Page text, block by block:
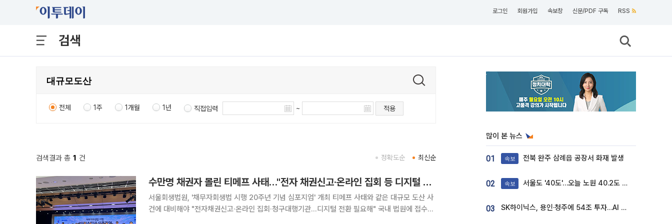
로그인 회원가입 속보창 신문/PDF 구독 RSS
검색
전체 1주 1개월 1년 직접입력 ~ 적용
검색결과 총 1 건 최신순
정확도순
수만명 채권자 몰린 티메프 사태…"전자 채권신고·온라인 집회 등 디지털 전환 필요"
서울회생법원, '채무자회생법 시행 20주년 기념 심포지엄' 개최 티메프 사태와 같은 대규모 도산 사
건에 대비해야 "전자채권신고·온라인 집회·청구대행기관...디지털 전환 필요해" 국내 법원에 접수되
많이 본 뉴스
01 속보 전북 완주 삼례읍 공장서 화재 발생
02 속보 서울도 '40도'…오늘 노원 40.2도 기록
03 SK하이닉스, 용인·청주에 54조 투자…AI 메모리 생산기지 키운다